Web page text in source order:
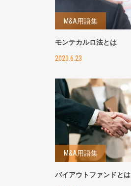
M&A用語集
モンテカルロ法とは
2020.6.23
M&A用語集
バイアウトファンドとは